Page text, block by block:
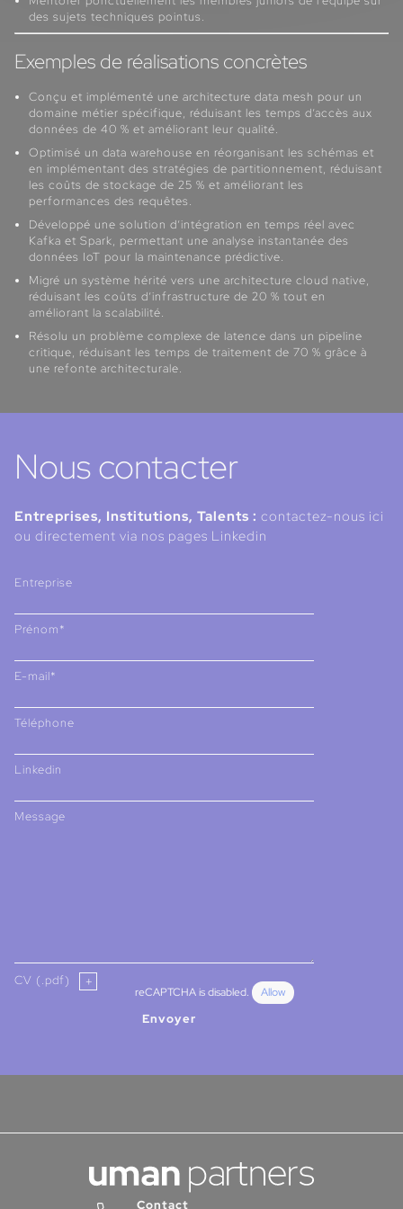
des sujets techniques pointus.
Exemples de réalisations concrètes
Conçu et implémenté une architecture data mesh pour un
domaine métier spécifique, réduisant les temps d’accès aux
données de 40 % et améliorant leur qualité.
Optimisé un data warehouse en réorganisant les schémas et
en implémentant des stratégies de partitionnement, réduisant
les coûts de stockage de 25 % et améliorant les
performances des requêtes.
Développé une solution d’intégration en temps réel avec
Kafka et Spark, permettant une analyse instantanée des
données IoT pour la maintenance prédictive.
Migré un système hérité vers une architecture cloud native,
réduisant les coûts d’infrastructure de 20 % tout en
améliorant la scalabilité.
Résolu un problème complexe de latence dans un pipeline
critique, réduisant les temps de traitement de 70 % grâce à
une refonte architecturale.
Nous contacter
Entreprises, Institutions, Talents : contactez-nous ici
ou directement via nos pages Linkedin
Entreprise
Prénom*
E-mail*
Téléphone
Linkedin
Message
CV (.pdf)
reCAPTCHA is disabled. Allow
Envoyer
Contact